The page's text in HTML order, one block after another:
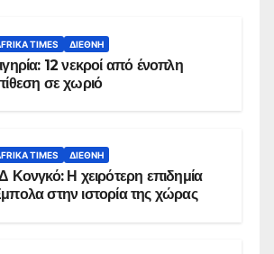
TIMES ΔΙΕΘΝΉ
12 νεκροί από ένοπλη
σε χωριό
TIMES ΔΙΕΘΝΉ
Κονγκό: Η χειρότερη επιδημία
στην ιστορία της χώρας